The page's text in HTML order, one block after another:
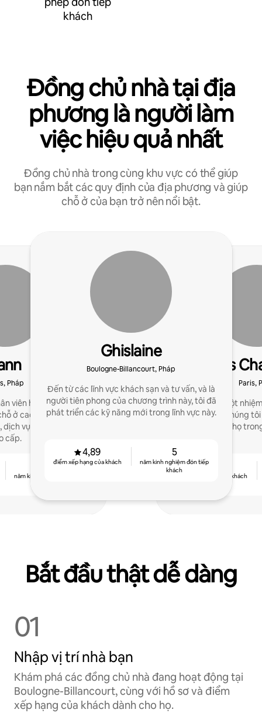
khách
Đồng chủ nhà tại địa
phương là người làm
việc hiệu quả nhất
Đồng chủ nhà trong cùng khu vực có thể giúp
bạn nắm bắt các quy định của địa phương và giúp
chỗ ở của bạn trở nên nổi bật.
Pháp
viên hỗ trợ gia đình
ở cao cấp ở Paris và
dịch vụ trang trí, lễ tân
cấp.
12
năm kinh nghiệm đón tiếp
Ghislaine
Boulogne-Billancourt, Pháp
Đến từ các lĩnh vực khách sạn và tư vấn, và là
người tiên phong của chương trình này, tôi đã
phát triển các kỹ năng mới trong lĩnh vực này.
4,89
điểm xếp hạng của khách
5
năm kinh nghiệm đón tiếp
khách
Agnes
Paris,
Chúng tôi có một
Chủ nhà cho chúng
chỗ ở của họ
4,93
điểm xếp hạng của khách
Bắt đầu thật dễ dàng
01
Nhập vị trí nhà bạn
Khám phá các đồng chủ nhà đang hoạt động tại
Boulogne-Billancourt, cùng với hồ sơ và điểm
xếp hạng của khách dành cho họ.